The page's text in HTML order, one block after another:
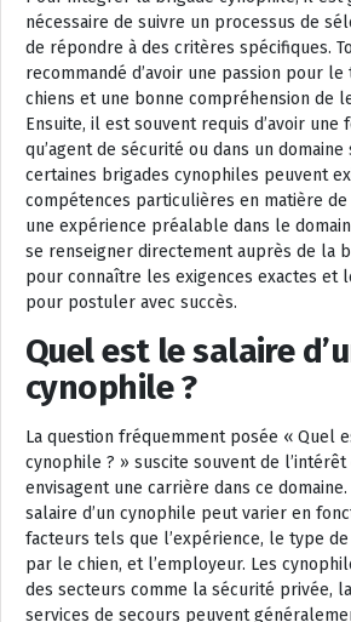
nécessaire de suivre un processus de
de répondre à des critères spécifiques.
recommandé d’avoir une passion pour
chiens et une bonne compréhension de
Ensuite, il est souvent requis d’avoir une
qu’agent de sécurité ou dans un
certaines brigades cynophiles peuvent
compétences particulières en matière de
une expérience préalable dans le
se renseigner directement auprès de la
pour connaître les exigences exactes et
pour postuler avec succès.
Quel est le salaire
cynophile ?
La question fréquemment posée « Quel
cynophile ? » suscite souvent de l’intérêt
envisagent une carrière dans ce
salaire d’un cynophile peut varier en
facteurs tels que l’expérience, le type
par le chien, et l’employeur. Les
des secteurs comme la sécurité privée,
services de secours peuvent